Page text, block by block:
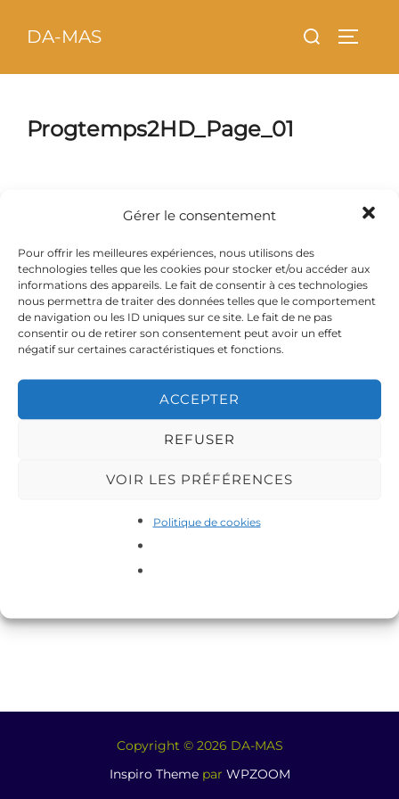
Gérer le consentement
Pour offrir les meilleures expériences, nous utilisons des
technologies telles que les cookies pour stocker et/ou accéder aux
informations des appareils. Le fait de consentir à ces technologies
nous permettra de traiter des données telles que le comportement
de navigation ou les ID uniques sur ce site. Le fait de ne pas
consentir ou de retirer son consentement peut avoir un effet
négatif sur certaines caractéristiques et fonctions.
ACCEPTER
REFUSER
VOIR LES PRÉFÉRENCES
Politique de cookies
DA-MAS Rechercher :
Progtemps2HD_Page_01
Copyright © 2026 DA-MAS
Inspiro Themepar WPZOOM